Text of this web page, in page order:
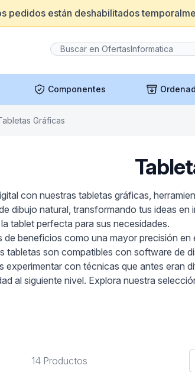
pedidos están deshabilitados
Componentes
Gráficas
con nuestras tabletas gráficas,
dibujo natural, transformando tus ideas
tablet perfecta para sus necesidades.
beneficios como una mayor precisión
tabletas son compatibles con software de
con técnicas que antes eran
al siguiente nivel. Explora nuestra
14 Productos